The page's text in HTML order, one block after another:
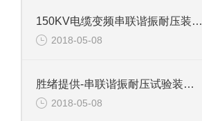
150KV电缆变频串联谐振耐压装置介绍
2018-05-08
胜绪提供-串联谐振耐压试验装置主要功能
2018-05-08